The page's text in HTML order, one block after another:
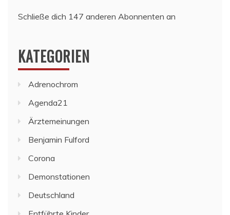
Schließe dich 147 anderen Abonnenten an
KATEGORIEN
Adrenochrom
Agenda21
Ärztemeinungen
Benjamin Fulford
Corona
Demonstationen
Deutschland